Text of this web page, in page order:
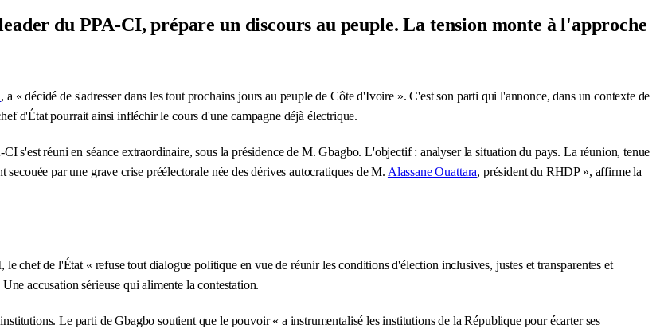
du PPA-CI, prépare un discours au peuple. La tension monte à l'approche
, a « décidé de s'adresser dans les tout prochains jours au peuple de Côte d'Ivoire ». C'est son parti qui l'annonce, dans un contexte de
d'État pourrait ainsi infléchir le cours d'une campagne déjà électrique.
s'est réuni en séance extraordinaire, sous la présidence de M. Gbagbo. L'objectif : analyser la situation du pays. La réunion, tenue
par une grave crise préélectorale née des dérives autocratiques de M. Alassane Ouattara, président du RHDP », affirme la
chef de l'État « refuse tout dialogue politique en vue de réunir les conditions d'élection inclusives, justes et transparentes et
accusation sérieuse qui alimente la contestation.
Le parti de Gbagbo soutient que le pouvoir « a instrumentalisé les institutions de la République pour écarter ses